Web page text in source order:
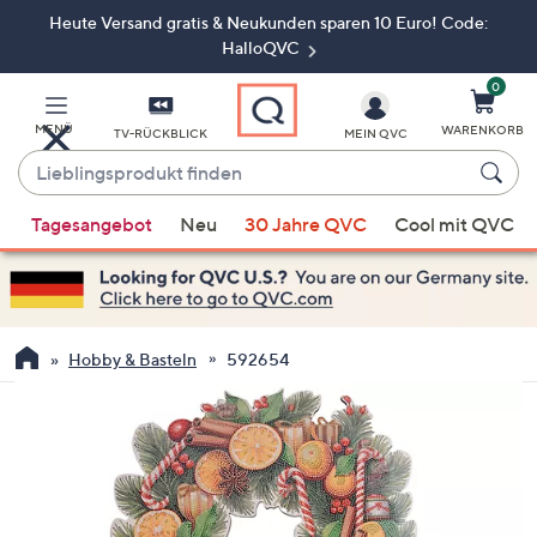
ZumHeute Versand gratis & Neukunden sparen 10 Euro! Code:
HalloQVC
MENÜ TV-RÜCKBLICK
Lieblingsprodukt
finden
Vorschläge
verfügbar
sind,
verwenden
Sie
MEIN QVC
0
WARENKORB
Tagesangebot Neu 30 Jahre QVC Cool mit QVC
Hobby & Basteln 592654